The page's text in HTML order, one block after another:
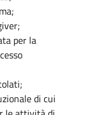
per la
di cui